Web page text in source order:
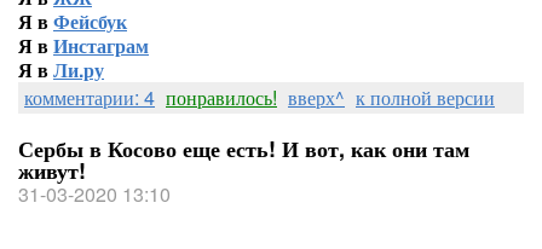
Я вФейсбук
Я вИнстаграм
Я вЛи.ру
комментарии: 4 понравилось! вверх^ к полной версии
Сербы в Косово еще есть! И вот, как они там
живут!
31-03-2020 13:10